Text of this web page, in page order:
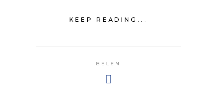
KEEP READING...
BELEN